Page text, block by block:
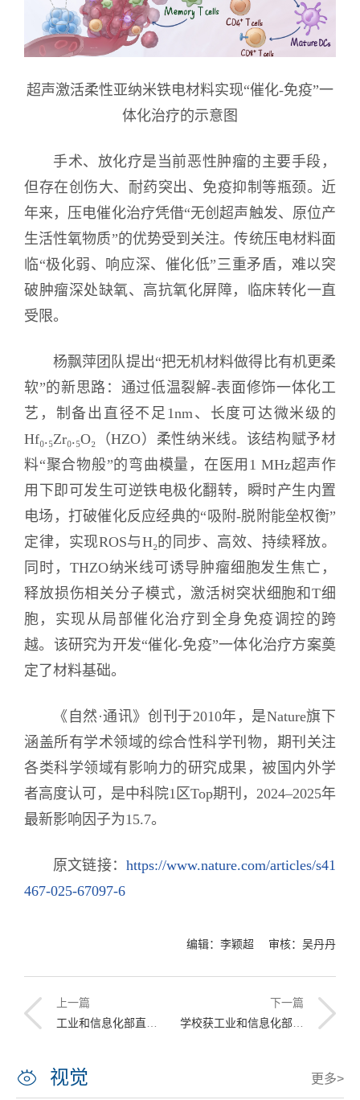
超声激活柔性亚纳米铁电材料实现“催化-免疫”一
体化治疗的示意图
手术、放化疗是当前恶性肿瘤的主要手段，
但存在创伤大、耐药突出、免疫抑制等瓶颈。近
年来，压电催化治疗凭借“无创超声触发、原位产
生活性氧物质”的优势受到关注。传统压电材料面
临“极化弱、响应深、催化低”三重矛盾，难以突
破肿瘤深处缺氧、高抗氧化屏障，临床转化一直
受限。
杨飘萍团队提出“把无机材料做得比有机更柔
软”的新思路：通过低温裂解-表面修饰一体化工
艺，制备出直径不足1nm、长度可达微米级的
Hf₀.₅Zr₀.₅O₂（HZO）柔性纳米线。该结构赋予材
料“聚合物般”的弯曲模量，在医用1 MHz超声作
用下即可发生可逆铁电极化翻转，瞬时产生内置
电场，打破催化反应经典的“吸附-脱附能垒权衡”
定律，实现ROS与H₂的同步、高效、持续释放。
同时，THZO纳米线可诱导肿瘤细胞发生焦亡，
释放损伤相关分子模式，激活树突状细胞和T细
胞，实现从局部催化治疗到全身免疫调控的跨
越。该研究为开发“催化-免疫”一体化治疗方案奠
定了材料基础。
《自然·通讯》 创刊于2010年，是Nature旗下
涵盖所有学术领域的综合性科学刊物，期刊关注
各类科学领域有影响力的研究成果，被国内外学
者高度认可，是中科院1区Top期刊，2024–2025年
最新影响因子为15.7。
原文链接： https://www.nature.com/articles/s41
467-025-67097-6
编辑：李颖超 审核：吴丹丹
上一篇
工业和信息化部直属高校网络安全专题会议在校召开
下一篇
学校获工业和信息化部表现突出离退休干部集体
视觉 更多>